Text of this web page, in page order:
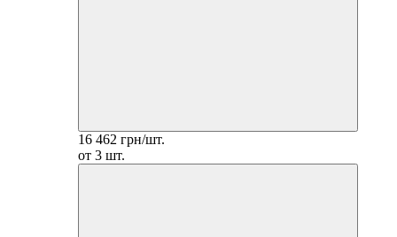
16 462 грн/шт.
от 3 шт.